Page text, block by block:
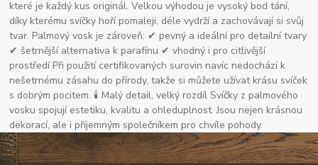
které je každý kus originál. Velkou výhodou je vysoký bod tání,
díky kterému svíčky hoří pomaleji, déle vydrží a zachovávají si svůj
tvar. Palmový vosk je zároveň: ✔ pevný a ideální pro detailní tvary
✔ šetrnější alternativa k parafínu ✔ vhodný i pro citlivější
prostředí Při použití certifikovaných surovin navíc nedochází k
nešetrnému zásahu do přírody, takže si můžete užívat krásu svíček
s dobrým pocitem. 🕯 Malý detail, velký rozdíl Svíčky z palmového
vosku spojují estetiku, kvalitu a ohleduplnost. Jsou nejen krásnou
dekorací, ale i příjemným společníkem pro chvíle pohody.